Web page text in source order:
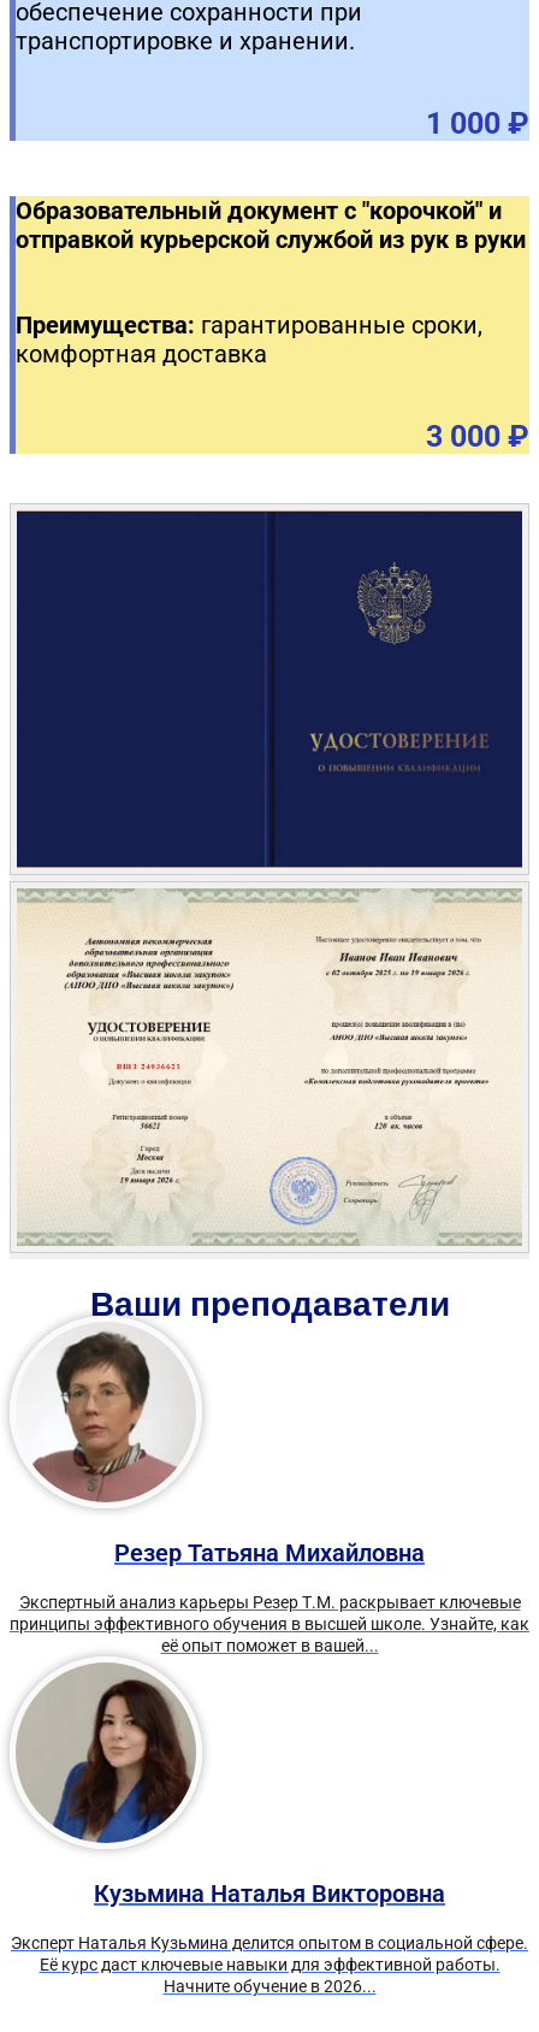
обеспечение сохранности при
транспортировке и хранении.
1 000 ₽
Образовательный документ с "корочкой" и
отправкой курьерской службой из рук в руки
Преимущества: гарантированные сроки,
комфортная доставка
3 000 ₽
Ваши преподаватели
Резер Татьяна Михайловна
Экспертный анализ карьеры Резер Т.М. раскрывает ключевые
принципы эффективного обучения в высшей школе. Узнайте, как
её опыт поможет в вашей...
Кузьмина Наталья Викторовна
Эксперт Наталья Кузьмина делится опытом в социальной сфере.
Её курс даст ключевые навыки для эффективной работы.
Начните обучение в 2026...